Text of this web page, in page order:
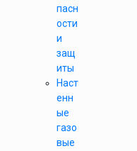
пасн
ости
и
защ
иты
Наст
енн
ые
газо
вые